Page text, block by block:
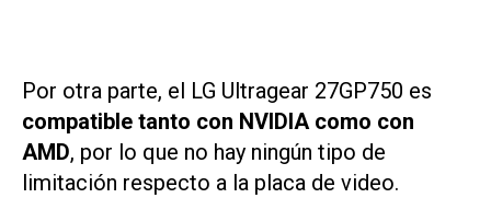
Por otra parte, el LG Ultragear 27GP750 es
compatible tanto con NVIDIA como con
AMD, por lo que no hay ningún tipo de
limitación respecto a la placa de video.